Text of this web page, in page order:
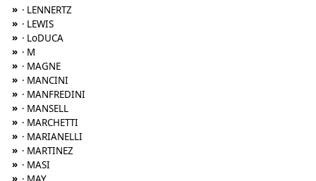
» · LENNERTZ
» · LEWIS
» · LoDUCA
» · M
» · MAGNE
» · MANCINI
» · MANFREDINI
» · MANSELL
» · MARCHETTI
» · MARIANELLI
» · MARTINEZ
» · MASI
»